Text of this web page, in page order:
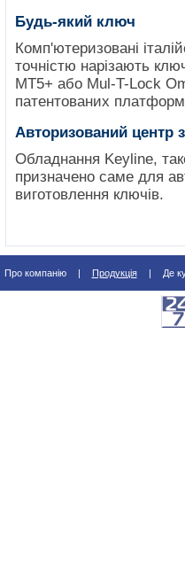
Будь-який ключ
Комп'ютеризовані
точністю нарізають
MT5+ або Mul-T-Lock
патентованих
Авторизований центр
Обладнання Keyline,
призначено саме для
виготовлення ключів.
Про компанію | Продукція | Де